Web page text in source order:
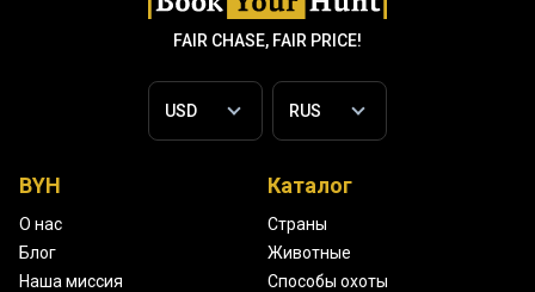
FAIR CHASE, FAIR PRICE!
BYH
О нас
Блог
Наша миссия
Каталог
Страны
Животные
Способы охоты